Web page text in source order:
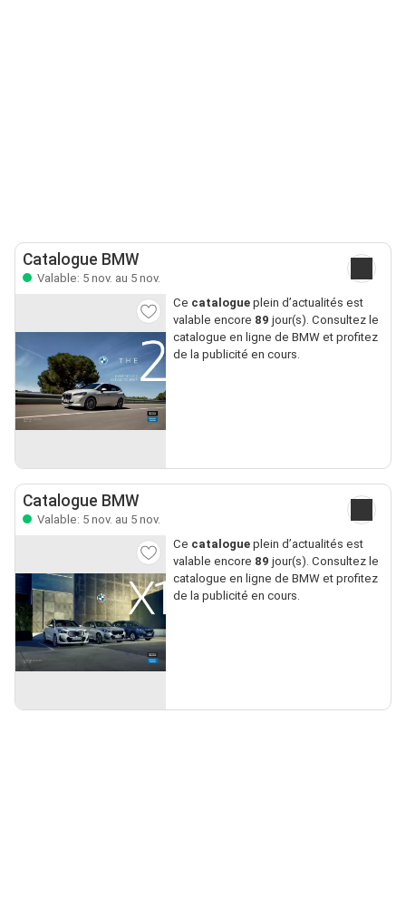
Catalogue BMW
Valable: 5 nov. au 5 nov.
Ce catalogueplein d’actualités est
valable encore 89 jour(s). Consultez le
catalogue en ligne de BMW et profitez
de la publicité en cours.
Catalogue BMW
Valable: 5 nov. au 5 nov.
Ce catalogueplein d’actualités est
valable encore 89 jour(s). Consultez le
catalogue en ligne de BMW et profitez
de la publicité en cours.